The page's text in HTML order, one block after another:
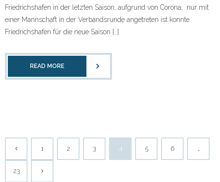
Friedrichshafen in der letzten Saison, aufgrund von Corona, nur mit
einer Mannschaft in der Verbandsrunde angetreten ist konnte
Friedrichshafen für die neue Saison […]
READ MORE
1 2 3 4 5 6 …
23